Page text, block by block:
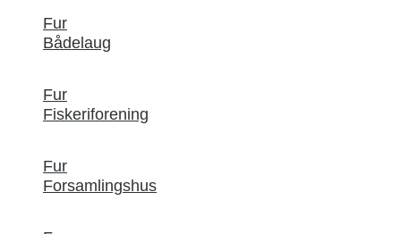
Fur
Bådelaug
Fur
Fiskeriforening
Fur
Forsamlingshus